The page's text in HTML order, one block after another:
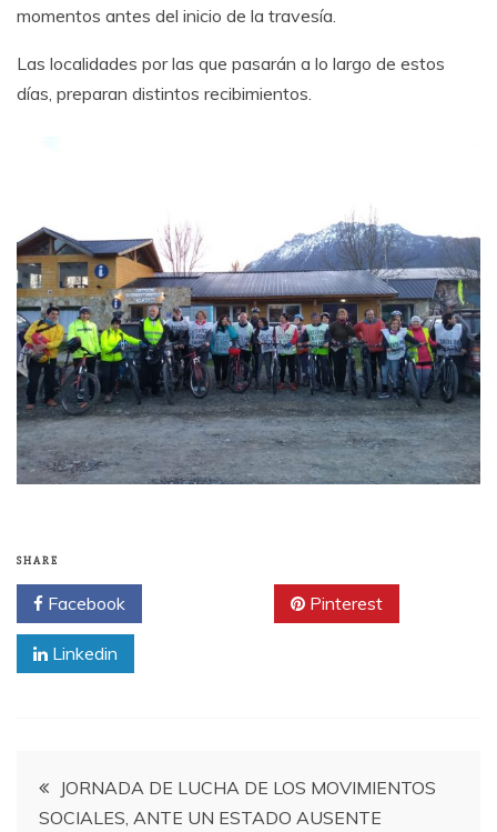
momentos antes del inicio de la travesía.
Las localidades por las que pasarán a lo largo de estos
días, preparan distintos recibimientos.
SHARE
Facebook Pinterest
Linkedin
Navegación
JORNADA DE LUCHA DE LOS MOVIMIENTOS
SOCIALES, ANTE UN ESTADO AUSENTE